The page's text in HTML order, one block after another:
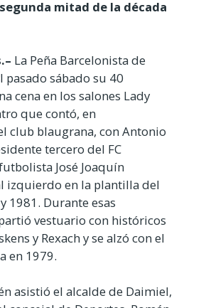
mitad de la década
La Peña Barcelonista de
pasado sábado su 40
cena en los salones Lady
que contó, en
club blaugrana, con Antonio
tercero del FC
José Joaquín
izquierdo en la plantilla del
1981. Durante esas
vestuario con históricos
y Rexach y se alzó con el
en 1979.
asistió el alcalde de Daimiel,